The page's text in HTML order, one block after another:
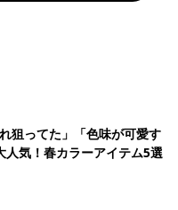
狙ってた」「色味が可愛す
人気！春カラーアイテム5選